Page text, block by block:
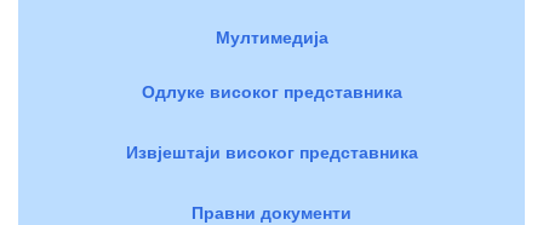
Мултимедија
Одлуке високог представника
Извјештаји високог представника
Правни документи